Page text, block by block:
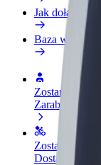
Jak dołączyć
Baza wiedzy
Zostań
Zarabiaj na
Zostań
Dostarczaj